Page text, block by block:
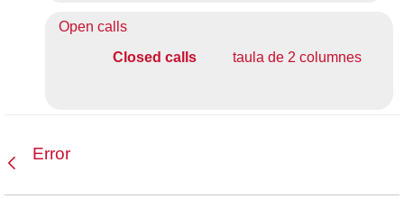
Open calls
Closed calls
taula de 2 columnes
Error